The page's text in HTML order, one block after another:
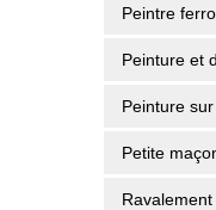
Peintre
Peinture et
Peinture
Petite